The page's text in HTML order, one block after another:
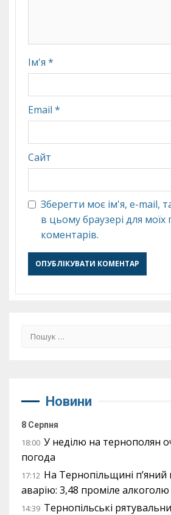
Ім'я *
Email *
Сайт
Зберегти моє ім'я, e-mail,
в цьому браузері для
коментарів.
Пошук:
Новини
8 Серпня
18:00 У неділю на тернополян
погода
17:12 На Тернопільщині п’яний
аварію: 3,48 проміле алкоголю
14:39 Тернопільські